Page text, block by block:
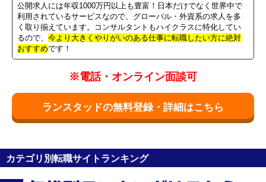
公開求人には年収1000万円以上も豊富！日本だけでなく世界中で
利用されているサービスなので、グローバル・外資系の求人を多
く取り揃えています。コンサルタントもハイクラスに特化してい
るので、今より大きくやりがいのある仕事に転職したい方に絶対
おすすめです！
※電話・オンライン面談可
ランスタッドの無料登録・詳細はこちら
カテゴリ別転職サイトランキング